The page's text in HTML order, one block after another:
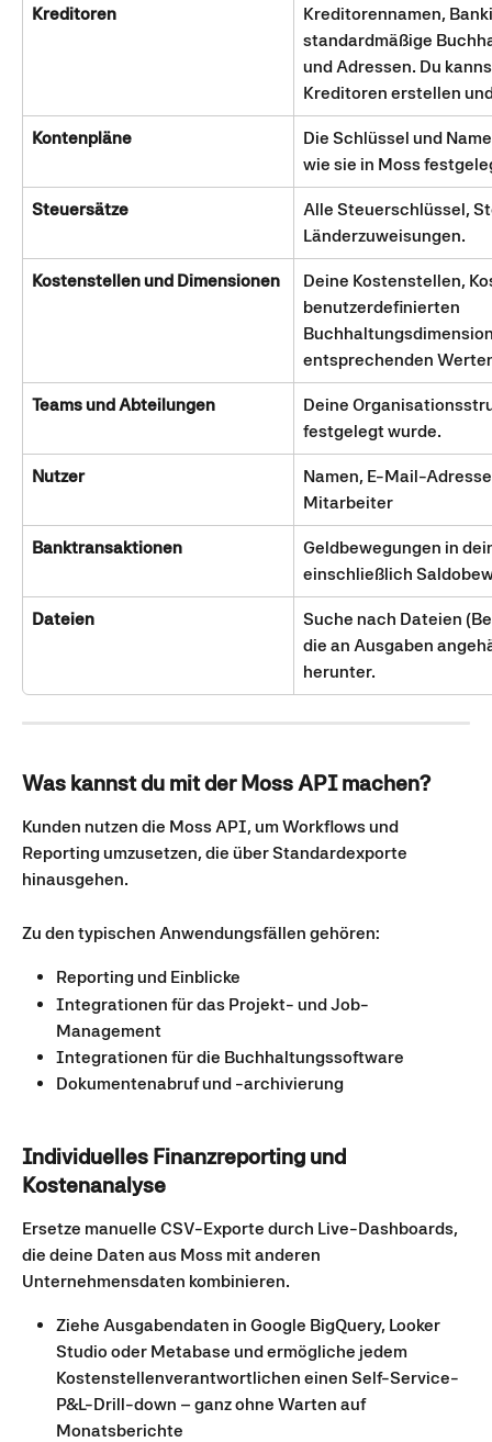
Kreditoren
Kreditorennamen,
standardmäßige
und Adressen. Du
Kreditoren erstellen
Kontenpläne
Die Schlüssel und
wie sie in Moss
Steuersätze
Alle Steuerschlüssel,
Länderzuweisungen.
Kostenstellen und Dimensionen
Deine Kostenstellen,
benutzerdefinierten
entsprechenden
Teams und Abteilungen
Deine
festgelegt wurde.
Nutzer
Namen, E-Mail-
Mitarbeiter
Banktransaktionen
Geldbewegungen in
einschließlich
Dateien
Suche nach Dateien
die an Ausgaben
herunter.
Was kannst du mit der Moss API machen?
Kunden nutzen die Moss API, um Workflows und
Reporting umzusetzen, die über Standardexporte
hinausgehen.
Zu den typischen Anwendungsfällen gehören:
Reporting und Einblicke
Integrationen für das Projekt- und Job-
Management
Integrationen für die Buchhaltungssoftware
Dokumentenabruf und -archivierung
Individuelles Finanzreporting und
Kostenanalyse
Ersetze manuelle CSV-Exporte durch Live-Dashboards,
die deine Daten aus Moss mit anderen
Unternehmensdaten kombinieren.
Ziehe Ausgabendaten in Google BigQuery, Looker
Studio oder Metabase und ermögliche jedem
Kostenstellenverantwortlichen einen Self-Service-
P&L-Drill-down – ganz ohne Warten auf
Monatsberichte